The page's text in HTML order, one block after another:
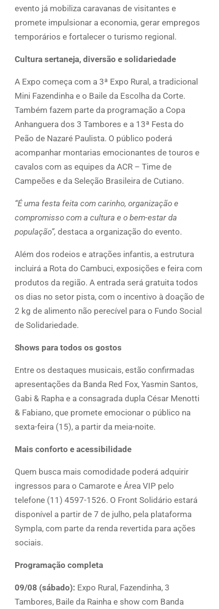
evento já mobiliza caravanas de visitantes e
promete impulsionar a economia, gerar empregos
temporários e fortalecer o turismo regional.
Cultura sertaneja, diversão e solidariedade
A Expo começa com a 3ª Expo Rural, a tradicional
Mini Fazendinha e o Baile da Escolha da Corte.
Também fazem parte da programação a Copa
Anhanguera dos 3 Tambores e a 13ª Festa do
Peão de Nazaré Paulista. O público poderá
acompanhar montarias emocionantes de touros e
cavalos com as equipes da ACR – Time de
Campeões e da Seleção Brasileira de Cutiano.
“É uma festa feita com carinho, organização e
compromisso com a cultura e o bem-estar da
população”, destaca a organização do evento.
Além dos rodeios e atrações infantis, a estrutura
incluirá a Rota do Cambuci, exposições e feira com
produtos da região. A entrada será gratuita todos
os dias no setor pista, com o incentivo à doação de
2 kg de alimento não perecível para o Fundo Social
de Solidariedade.
Shows para todos os gostos
Entre os destaques musicais, estão confirmadas
apresentações da Banda Red Fox, Yasmin Santos,
Gabi & Rapha e a consagrada dupla César Menotti
& Fabiano, que promete emocionar o público na
sexta-feira (15), a partir da meia-noite.
Mais conforto e acessibilidade
Quem busca mais comodidade poderá adquirir
ingressos para o Camarote e Área VIP pelo
telefone (11) 4597-1526. O Front Solidário estará
disponível a partir de 7 de julho, pela plataforma
Sympla, com parte da renda revertida para ações
sociais.
Programação completa
09/08 (sábado): Expo Rural, Fazendinha, 3
Tambores, Baile da Rainha e show com Banda